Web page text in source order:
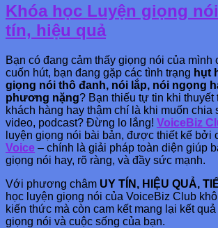
Khóa học Luyện giọng
tín, hiệu quả
Bạn có đang cảm thấy giọng nói của
cuốn hút, bạn đang gặp các tình trạng hụt
giọng nói thô đanh, nói lắp, nói ngọng
phương nặng? Bạn thiếu tự tin khi thuyết
khách hàng hay thậm chí là khi muốn chia
video, podcast? Đừng lo lắng! VoiceBiz
luyện giọng nói bài bản, được thiết kế bởi
Voice – chính là giải pháp toàn diện giúp
giọng nói hay, rõ ràng, và đầy sức mạnh.
Với phương châm UY TÍN, HIỆU QUẢ,
học luyện giọng nói của VoiceBiz Club
kiến thức mà còn cam kết mang lại kết
giọng nói và cuộc sống của bạn.